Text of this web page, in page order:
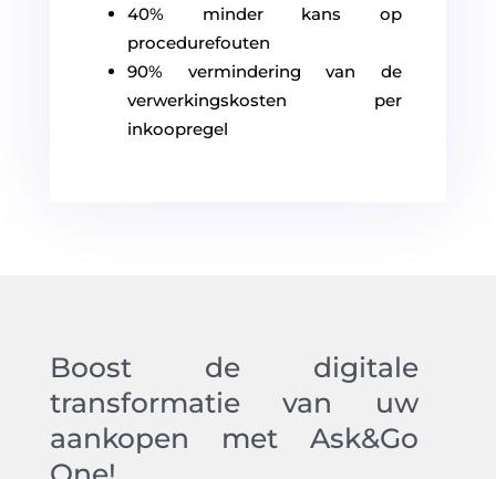
40% minder kans op
procedurefouten
90% vermindering van de
verwerkingskosten per
inkoopregel
Boost de digitale
transformatie van uw
aankopen met Ask&Go